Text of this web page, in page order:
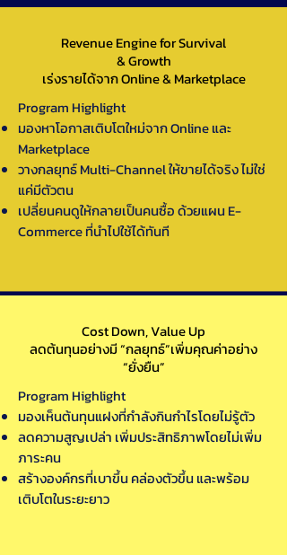
Revenue Engine for Survival
& Growth
เร่งรายได้จาก Online & Marketplace
Program Highlight
มองหาโอกาสเติบโตใหม่จาก Online และ
Marketplace
วางกลยุทธ์ Multi-Channel ให้ขายได้จริง ไม่ใช่
แค่มีตัวตน
เปลี่ยนคนดูให้กลายเป็นคนซื้อ ด้วยแผน E-
Commerce ที่นำไปใช้ได้ทันที
Cost Down, Value Up
ลดต้นทุนอย่างมี “กลยุทธ์”เพิ่มคุณค่าอย่าง
“ยั่งยืน”
Program Highlight
มองเห็นต้นทุนแฝงที่กำลังกินกำไรโดยไม่รู้ตัว
ลดความสูญเปล่า เพิ่มประสิทธิภาพโดยไม่เพิ่ม
ภาระคน
สร้างองค์กรที่เบาขึ้น คล่องตัวขึ้น และพร้อม
เติบโตในระยะยาว